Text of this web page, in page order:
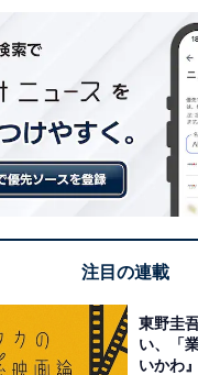
い出します。インフル
葵は、新に「二代目み
がコーヒーを買いに席
女の闘いが勃発します
の自信を見せつける優
葵は新への恋情に気づ
キスをしました。
代目みやべ」を訪れた
夢は私が叶えてあげ
た。
注目の連載
東野圭
い、「
いかわ